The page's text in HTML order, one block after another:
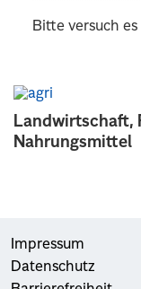
Landwirtschaft,
Nahrungsmittel
Bitte versuch
Impressum
Datenschutz